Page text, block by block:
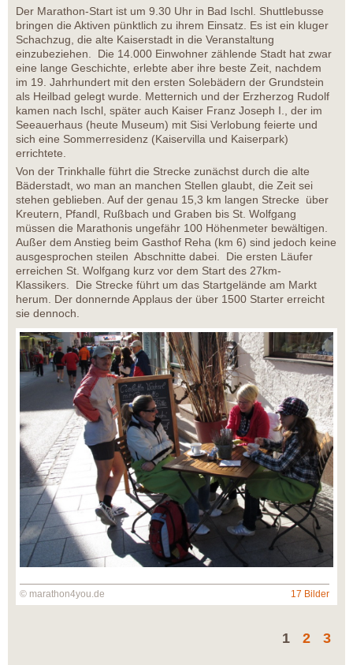
Der Marathon-Start ist um 9.30 Uhr in Bad Ischl. Shuttlebusse
bringen die Aktiven pünktlich zu ihrem Einsatz. Es ist ein kluger
Schachzug, die alte Kaiserstadt in die Veranstaltung
einzubeziehen. Die 14.000 Einwohner zählende Stadt hat zwar
eine lange Geschichte, erlebte aber ihre beste Zeit, nachdem
im 19. Jahrhundert mit den ersten Solebädern der Grundstein
als Heilbad gelegt wurde. Metternich und der Erzherzog Rudolf
kamen nach Ischl, später auch Kaiser Franz Joseph I., der im
Seeauerhaus (heute Museum) mit Sisi Verlobung feierte und
sich eine Sommerresidenz (Kaiservilla und Kaiserpark)
errichtete.
Von der Trinkhalle führt die Strecke zunächst durch die alte
Bäderstadt, wo man an manchen Stellen glaubt, die Zeit sei
stehen geblieben. Auf der genau 15,3 km langen Strecke über
Kreutern, Pfandl, Rußbach und Graben bis St. Wolfgang
müssen die Marathonis ungefähr 100 Höhenmeter bewältigen.
Außer dem Anstieg beim Gasthof Reha (km 6) sind jedoch keine
ausgesprochen steilen Abschnitte dabei. Die ersten Läufer
erreichen St. Wolfgang kurz vor dem Start des 27km-
Klassikers. Die Strecke führt um das Startgelände am Markt
herum. Der donnernde Applaus der über 1500 Starter erreicht
sie dennoch.
© marathon4you.de 17 Bilder
1 2 3